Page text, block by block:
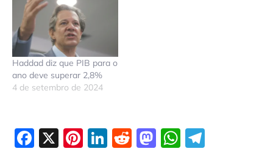
Haddad diz que PIB para o
ano deve superar 2,8%
4 de setembro de 2024
Facebook
X Pinterest
LinkedIn
Reddit
Mastodon